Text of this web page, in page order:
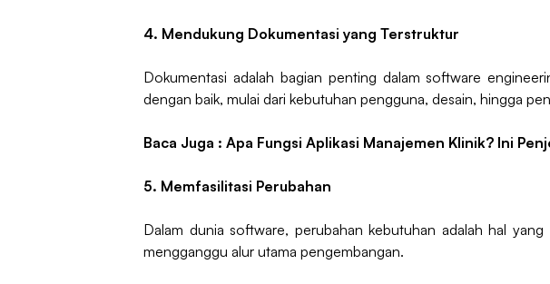
4. Mendukung Dokumentasi yang Terstruktur
Dokumentasi adalah bagian penting dalam software
dengan baik, mulai dari kebutuhan pengguna, desain, hingga
Baca Juga :Apa Fungsi Aplikasi Manajemen Klinik? Ini
5. Memfasilitasi Perubahan
Dalam dunia software, perubahan kebutuhan adalah hal
mengganggu alur utama pengembangan.